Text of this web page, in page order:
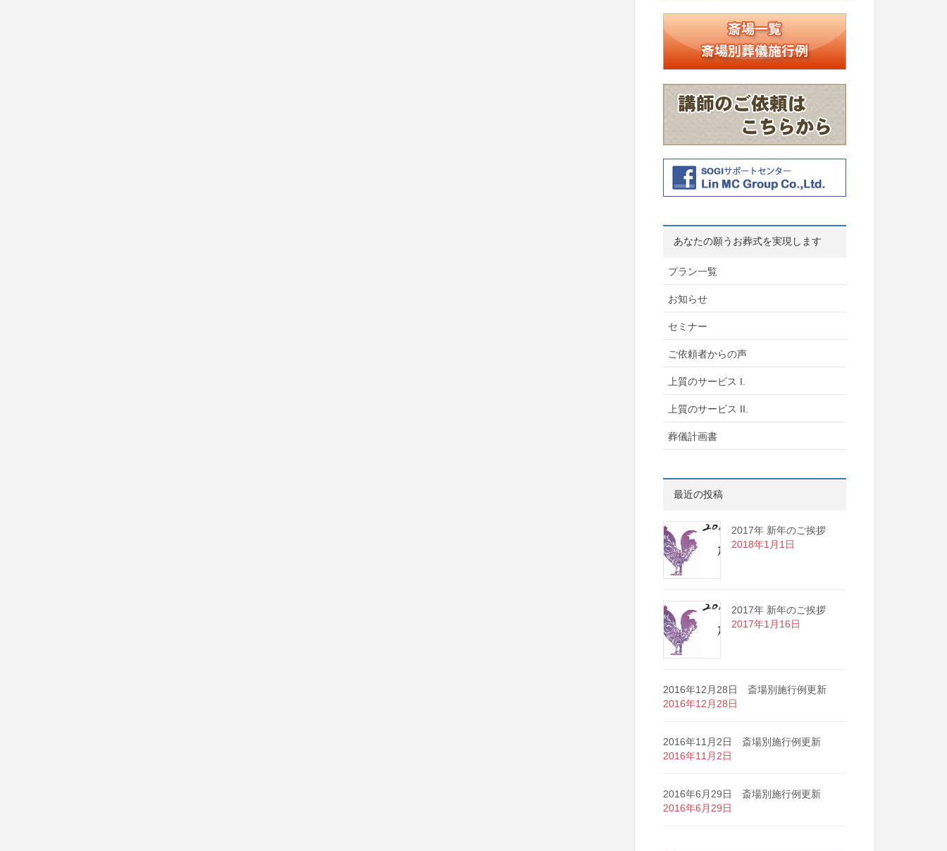
あなたの願うお葬式を実現します
プラン一覧
お知らせ
セミナー
ご依頼者からの声
上質のサービス I.
上質のサービス II.
葬儀計画書
最近の投稿
2017年 新年のご挨拶
2018年1月1日
2017年 新年のご挨拶
2017年1月16日
2016年12月28日 斎場別施行例更新
2016年12月28日
2016年11月2日 斎場別施行例更新
2016年11月2日
2016年6月29日 斎場別施行例更新
2016年6月29日